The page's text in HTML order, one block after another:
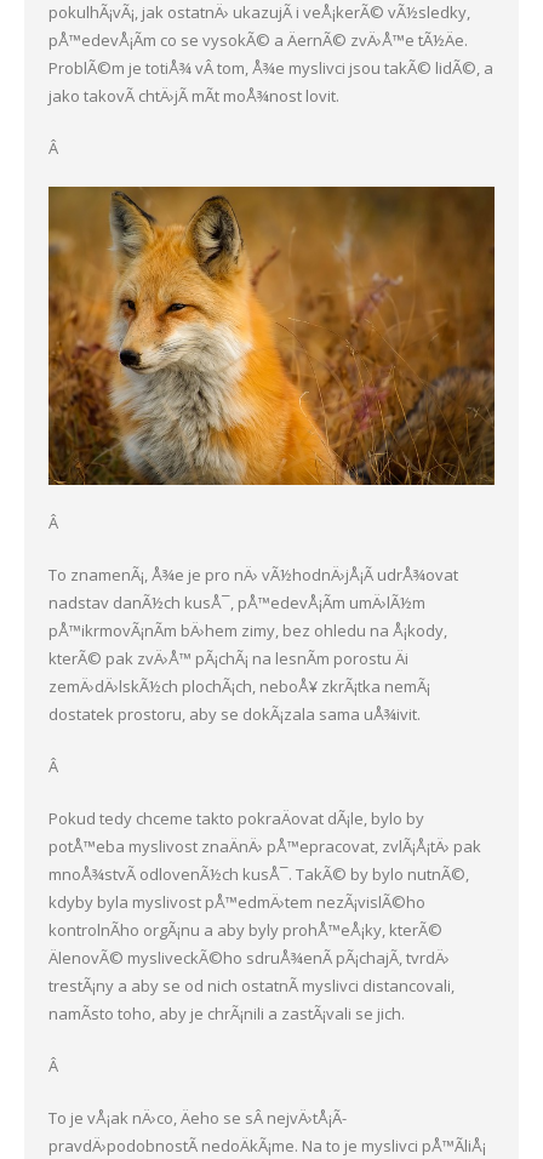
pokulhÃ¡vÃ¡, jak ostatnÄ› ukazujÃ­ i veÅ¡kerÃ© vÃ½sledky,
pÅ™edevÅ¡Ã­m co se vysokÃ© a ÄernÃ© zvÄ›Å™e tÃ½Äe.
ProblÃ©m je totiÅ¾ vÂ tom, Å¾e myslivci jsou takÃ© lidÃ©, a
jako takovÃ­ chtÄ›jÃ­ mÃ­t moÅ¾nost lovit.
Â
Â
To znamenÃ¡, Å¾e je pro nÄ› vÃ½hodnÄ›jÅ¡Ã­ udrÅ¾ovat
nadstav danÃ½ch kusÅ¯, pÅ™edevÅ¡Ã­m umÄ›lÃ½m
pÅ™ikrmovÃ¡nÃ­m bÄ›hem zimy, bez ohledu na Å¡kody,
kterÃ© pak zvÄ›Å™ pÃ¡chÃ¡ na lesnÃ­m porostu Äi
zemÄ›dÄ›lskÃ½ch plochÃ¡ch, neboÅ¥ zkrÃ¡tka nemÃ¡
dostatek prostoru, aby se dokÃ¡zala sama uÅ¾ivit.
Â
Pokud tedy chceme takto pokraÄovat dÃ¡le, bylo by
potÅ™eba myslivost znaÄnÄ› pÅ™epracovat, zvlÃ¡Å¡tÄ› pak
mnoÅ¾stvÃ­ odlovenÃ½ch kusÅ¯. TakÃ© by bylo nutnÃ©,
kdyby byla myslivost pÅ™edmÄ›tem nezÃ¡vislÃ©ho
kontrolnÃ­ho orgÃ¡nu a aby byly prohÅ™eÅ¡ky, kterÃ©
ÄlenovÃ© mysliveckÃ©ho sdruÅ¾enÃ­ pÃ¡chajÃ­, tvrdÄ›
trestÃ¡ny a aby se od nich ostatnÃ­ myslivci distancovali,
namÃ­sto toho, aby je chrÃ¡nili a zastÃ¡vali se jich.
Â
To je vÅ¡ak nÄ›co, Äeho se sÂ nejvÄ›tÅ¡Ã­
pravdÄ›podobnostÃ­ nedoÄkÃ¡me. Na to je myslivci pÅ™Ã­liÅ¡